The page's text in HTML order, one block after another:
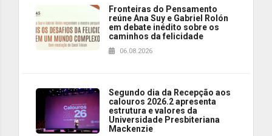
Fronteiras do Pensamento
reúne Ana Suy e Gabriel Rolón
em debate inédito sobre os
caminhos da felicidade
06.08.2026
Segundo dia da Recepção aos
calouros 2026.2 apresenta
estrutura e valores da
Universidade Presbiteriana
Mackenzie